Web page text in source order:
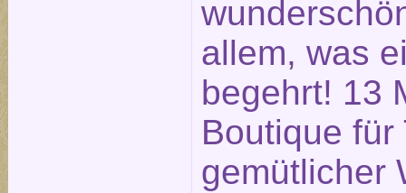
allem, was
begehrt! 13
Boutique für
gemütlicher